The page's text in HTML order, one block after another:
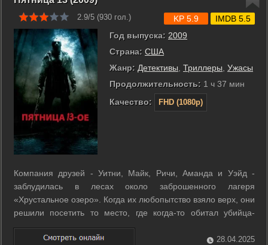
2.9/5 (930 гол.)
Год выпуска: 2009
Страна: США
Жанр: Детективы Триллеры Ужасы
Продолжительность: 1 ч 37 мин
Качество:
FHD (1080p)
KP 5.9 IMDB 5.5
Компания друзей - Уитни, Майк, Ричи, Аманда и Уэйд -
заблудилась в лесах около заброшенного лагеря
«Хрустальное озеро». Когда их любопытство взяло верх, они
решили посетить то место, где когда-то обитал убийца-
психопат. Тем временем Трент приглашает друзей, Джену,
Брии, Чеви, Челси, Лоуренса и Нолана, в свою хижину,
28.04.2025